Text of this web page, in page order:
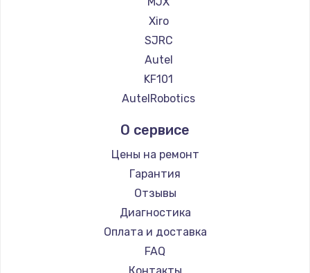
Xiro
SJRC
Autel
KF101
AutelRobotics
О сервисе
Цены на ремонт
Гарантия
Отзывы
Диагностика
Оплата и доставка
FAQ